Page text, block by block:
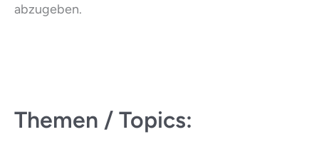
abzugeben.
Themen / Topics: